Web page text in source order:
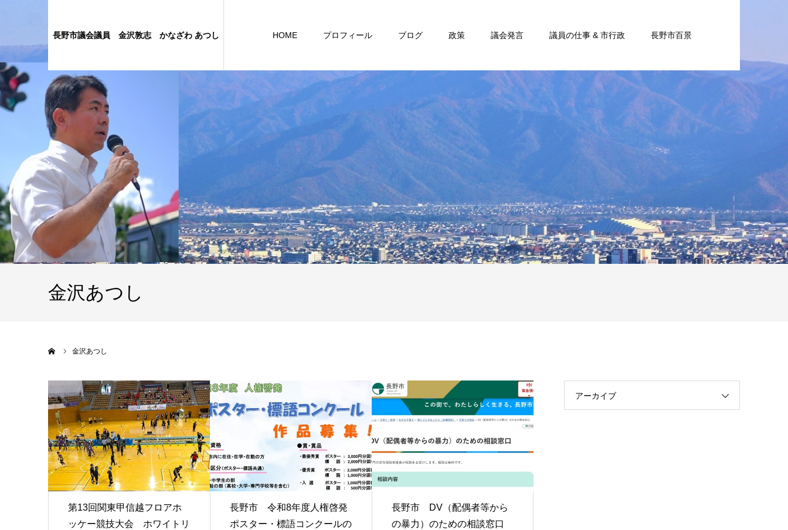
長野市議会議員 金沢敦志 かなざわ あつし HOME プロフィール ブログ 政策 議会発言 議員の仕事 & 市行政 長野市百景
金沢あつし
金沢あつし
第13回関東甲信越フロアホ
ッケー競技大会 ホワイトリ
長野市 令和8年度人権啓発
ポスター・標語コンクールの
長野市 DV（配偶者等から
の暴力）のための相談窓口
アーカイブ